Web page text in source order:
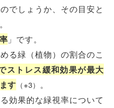
でしょうか、その目安と
」です。
る緑（植物）の割合のこ
ストレス緩和効果が最大
す （※3） 。
効果的な緑視率について